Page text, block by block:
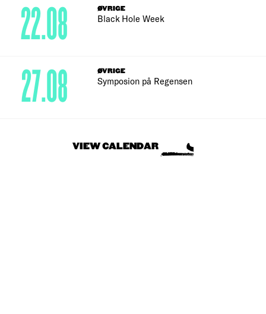
ØVRIGE
Black Hole Week
22.08
ØVRIGE
Symposion på Regensen
27.08
VIEW CALENDAR